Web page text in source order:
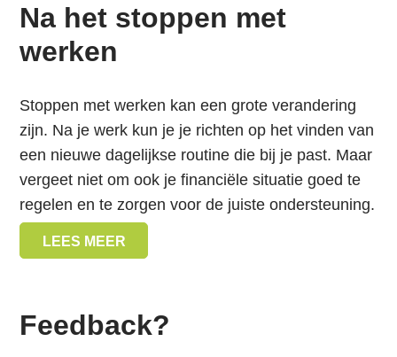
Na het stoppen met
werken
Stoppen met werken kan een grote verandering
zijn. Na je werk kun je je richten op het vinden van
een nieuwe dagelijkse routine die bij je past. Maar
vergeet niet om ook je financiële situatie goed te
regelen en te zorgen voor de juiste ondersteuning.
LEES MEER
Feedback?